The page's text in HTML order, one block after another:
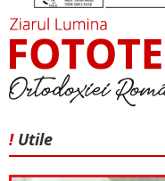
! Utile